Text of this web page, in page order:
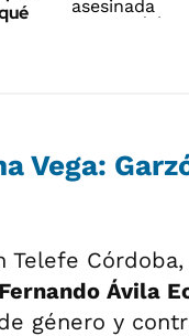
Vega:
Telefe
Ávila
género y